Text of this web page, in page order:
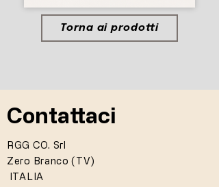
Torna ai prodotti
Contattaci
RGG CO. Srl
Zero Branco (TV)
ITALIA